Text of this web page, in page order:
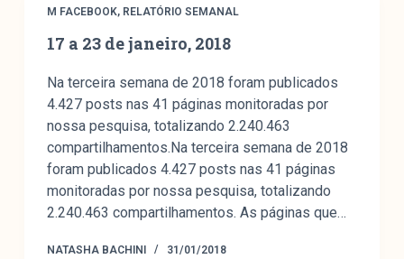
M FACEBOOK, RELATÓRIO SEMANAL
17 a 23 de janeiro, 2018
Na terceira semana de 2018 foram publicados
4.427 posts nas 41 páginas monitoradas por
nossa pesquisa, totalizando 2.240.463
compartilhamentos.Na terceira semana de 2018
foram publicados 4.427 posts nas 41 páginas
monitoradas por nossa pesquisa, totalizando
2.240.463 compartilhamentos. As páginas que…
NATASHA BACHINI 31/01/2018